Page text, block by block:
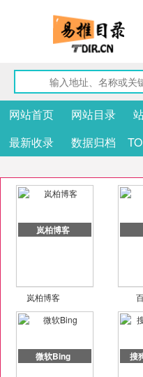
网站首页 网站目录
最新收录
数据归档
岚柏博客
岚柏博客
微软Bing 搜